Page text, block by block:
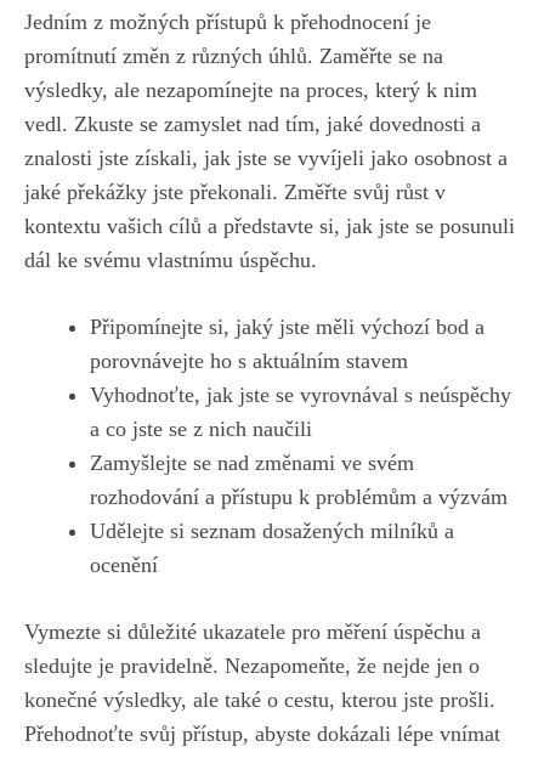
Jedním z možných přístupů ⁢k přehodnocení je
promítnutí změn z ⁢různých úhlů. Zaměřte​ se na
výsledky, ⁤ale nezapomínejte na‌ proces, ⁣který⁣ k⁢ nim​
vedl. Zkuste se zamyslet nad tím, jaké‌ dovednosti‌ a
znalosti jste‌ získali, jak jste​ se​ vyvíjeli jako osobnost a
jaké‍ překážky jste překonali. Změřte svůj růst v
kontextu ​vašich⁣ cílů a představte‌ si, jak jste ‍se posunuli
dál ke svému vlastnímu úspěchu.
Připomínejte si, jaký jste měli ​výchozí bod a⁣
porovnávejte ​ho ‌s aktuálním stavem
Vyhodnoťte, jak jste se vyrovnával s neúspěchy
a⁤ co jste⁢ se z‍ nich naučili
Zamyšlejte se⁤ nad změnami ve ​svém
rozhodování a ⁣přístupu k problémům⁢ a výzvám
Udělejte⁣ si seznam dosažených milníků a
ocenění
Vymezte⁣ si důležité ukazatele pro měření úspěchu a
sledujte ​je pravidelně. Nezapomeňte, ⁢že nejde jen o
konečné výsledky,⁣ ale také ⁢o cestu, kterou jste ⁤prošli.
Přehodnoťte‌ svůj přístup, abyste dokázali lépe vnímat